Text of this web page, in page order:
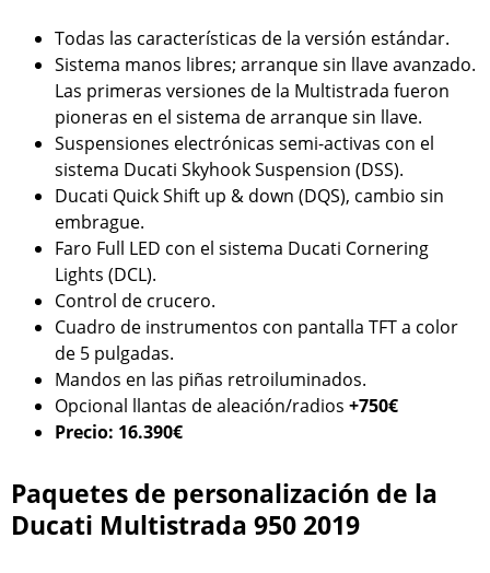
Todas las características de la versión estándar.
Sistema manos libres; arranque sin llave avanzado.
Las primeras versiones de la Multistrada fueron
pioneras en el sistema de arranque sin llave.
Suspensiones electrónicas semi-activas con el
sistema Ducati Skyhook Suspension (DSS).
Ducati Quick Shift up & down (DQS), cambio sin
embrague.
Faro Full LED con el sistema Ducati Cornering
Lights (DCL).
Control de crucero.
Cuadro de instrumentos con pantalla TFT a color
de 5 pulgadas.
Mandos en las piñas retroiluminados.
Opcional llantas de aleación/radios +750€
Precio: 16.390€
Paquetes de personalización de la
Ducati Multistrada 950 2019